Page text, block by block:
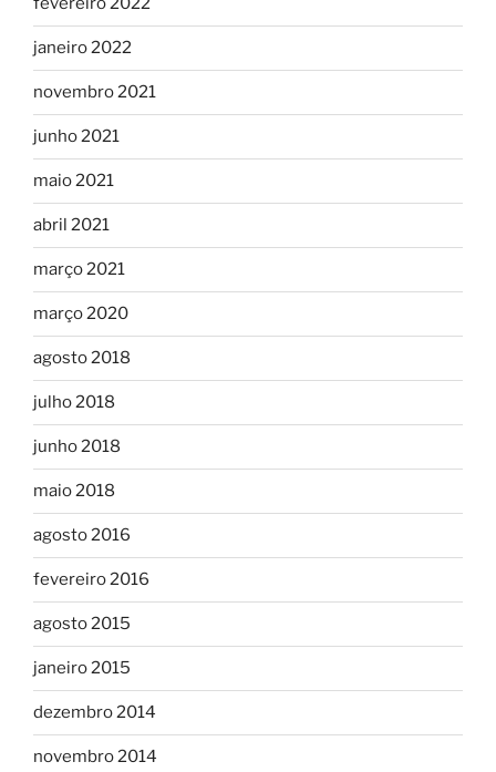
janeiro 2022
novembro 2021
junho 2021
maio 2021
abril 2021
março 2021
março 2020
agosto 2018
julho 2018
junho 2018
maio 2018
agosto 2016
fevereiro 2016
agosto 2015
janeiro 2015
dezembro 2014
novembro 2014